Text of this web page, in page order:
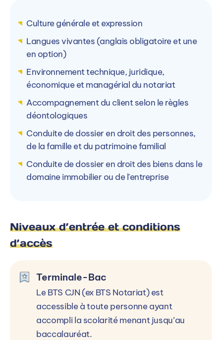
Culture générale et expression
Langues vivantes (anglais obligatoire et une
en option)
Environnement technique, juridique,
économique et managérial du notariat
Accompagnement du client selon le règles
déontologiques
Conduite de dossier en droit des personnes,
de la famille et du patrimoine familial
Conduite de dossier en droit des biens dans le
domaine immobilier ou de l'entreprise
Niveaux d’entrée et conditions
d’accès
Terminale-Bac
Le BTS CJN (ex BTS Notariat) est
accessible à toute personne ayant
accompli la scolarité menant jusqu’au
baccalauréat.
PIGIER Amiens (80)
1 Rue de l'Amiral Lejeune, 80000 Amiens, France
Voir le campus